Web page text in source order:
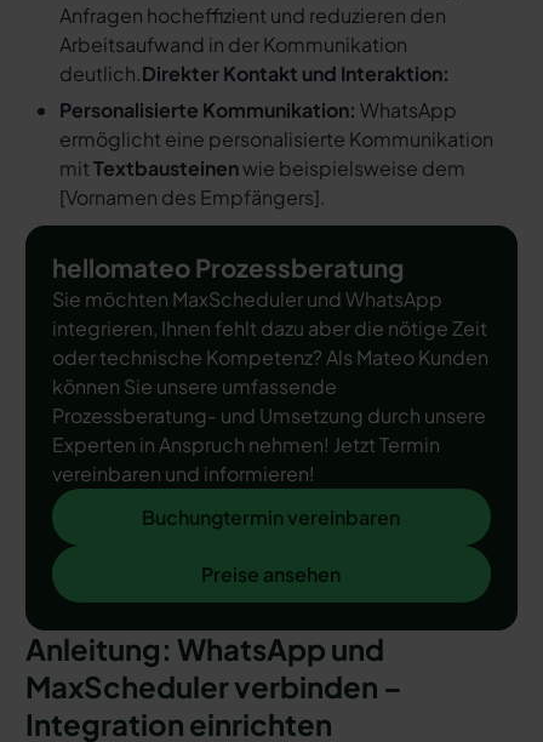
Anfragen hocheffizient und reduzieren den
Arbeitsaufwand in der Kommunikation
deutlich.Direkter Kontakt und Interaktion:
Personalisierte Kommunikation: WhatsApp
ermöglicht eine personalisierte Kommunikation
mitTextbausteinenwie beispielsweise dem
[Vornamen des Empfängers].
hellomateo Prozessberatung
Sie möchten MaxScheduler und WhatsApp
integrieren, Ihnen fehlt dazu aber die nötige Zeit
oder technische Kompetenz? Als Mateo Kunden
können Sie unsere umfassende
Prozessberatung- und Umsetzung durch unsere
Experten in Anspruch nehmen! Jetzt Termin
vereinbaren und informieren!
Buchungtermin vereinbaren
Buchungtermin vereinbaren
Preise ansehen
Preise ansehen
Anleitung: WhatsApp und
MaxScheduler verbinden –
Integration einrichten